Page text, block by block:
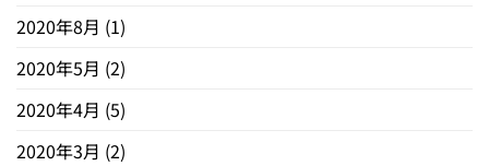
2020年8月 (1)
2020年5月 (2)
2020年4月 (5)
2020年3月 (2)